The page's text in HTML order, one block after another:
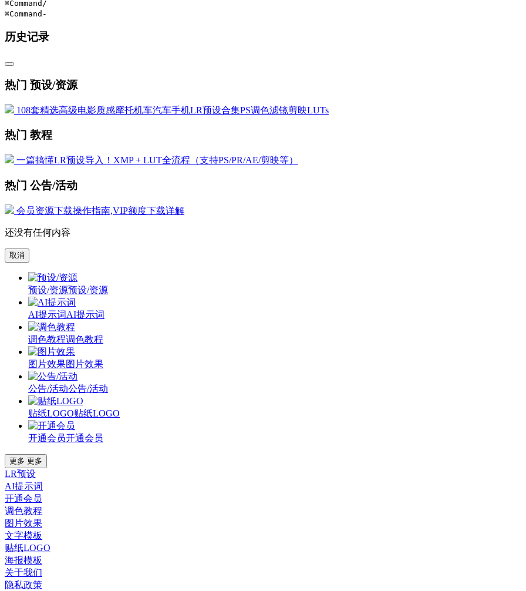
⌘Command /
⌘Command -
历史记录
热门 预设/资源
108套精选高级电影质感摩托机车汽车手机LR预设合集PS调色滤镜剪映LUTs
热门 教程
一篇搞懂LR预设导入！XMP + LUT全流程（支持PS/PR/AE/剪映等）
热门 公告/活动
会员资源下载操作指南,VIP额度下载详解
还没有任何内容
取消
预设/资源预设/资源
AI提示词AI提示词
调色教程调色教程
图片效果图片效果
公告/活动公告/活动
贴纸LOGO贴纸LOGO
开通会员开通会员
更多 更多
LR预设
AI提示词
开通会员
调色教程
图片效果
文字模板
贴纸LOGO
海报模板
关于我们
隐私政策